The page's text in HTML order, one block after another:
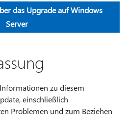
das Upgrade auf Windows
Server
zu diesem
einschließlich
Problemen und zum Beziehen